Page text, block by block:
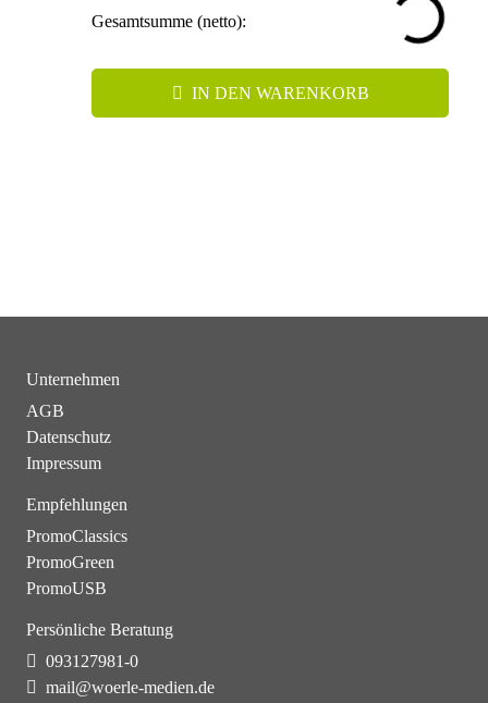
Gesamtsumme (netto):
IN DEN WARENKORB
Unternehmen
AGB
Datenschutz
Impressum
Empfehlungen
PromoClassics
PromoGreen
PromoUSB
Persönliche Beratung
093127981-0
mail@woerle-medien.de